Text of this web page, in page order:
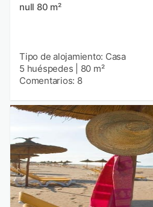
null 80 m²
Tipo de alojamiento: Casa
5 huéspedes
80 m²
Comentarios: 8